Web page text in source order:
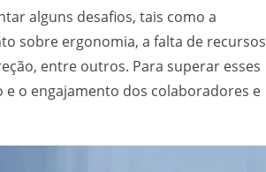
alguns desafios, tais como a
sobre ergonomia, a falta de recursos
entre outros. Para superar esses
o engajamento dos colaboradores e